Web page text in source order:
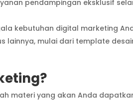
pendampingan eksklusif
kebutuhan digital marketing
lainnya, mulai dari template
materi yang akan Anda